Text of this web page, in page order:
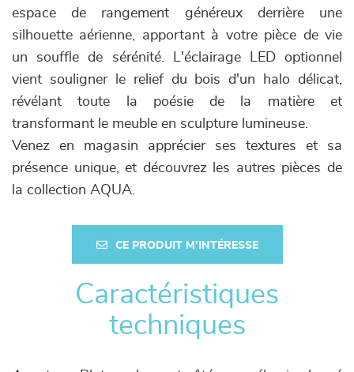
espace de rangement généreux derrière une
silhouette aérienne, apportant à votre pièce de vie
un souffle de sérénité. L'éclairage LED optionnel
vient souligner le relief du bois d'un halo délicat,
révélant toute la poésie de la matière et
transformant le meuble en sculpture lumineuse.
Venez en magasin apprécier ses textures et sa
présence unique, et découvrez les autres pièces de
la collection AQUA.
CE PRODUIT M'INTÉRESSE
Caractéristiques
techniques